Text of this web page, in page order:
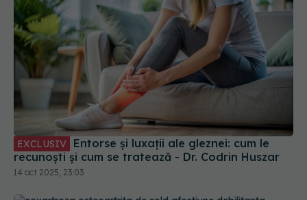
EXCLUSIV Entorse și luxații ale gleznei: cum le
recunoști și cum se tratează - Dr. Codrin Huszar
14 oct 2025, 23:03
Coxartroza, osteoartrita de șold, afecțiune
debilitantă. Duce la dificultăți de deplasare